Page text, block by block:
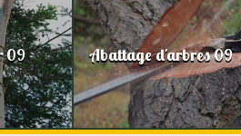
09 Abattage d'arbres 09